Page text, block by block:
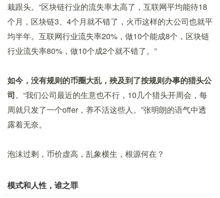
栽跟头。“区块链行业的流失率太高了，互联网平均能待18
个月，区块链3、4个月就不错了，火币这样的大公司也就平
均半年。互联网行业流失率20%，做10个能成8个，区块链
行业流失率80%，做10个成2个就不错了。”
如今，没有规则的币圈大乱，殃及到了按规则办事的猎头公
司。“我们公司最近的生意也不行，10几个猎头开周会，每
周就只发了一个offer，养不活这些人。”张明朗的语气中透
露着无奈。
泡沫过剩，币价虚高，乱象横生，根源何在？
模式和人性，谁之罪